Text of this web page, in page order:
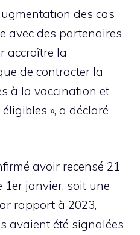
des cas
avec des partenaires
accroître la
de contracter la
à la vaccination et
», a déclaré
avoir recensé 21
janvier, soit une
rapport à 2023,
avaient été signalées